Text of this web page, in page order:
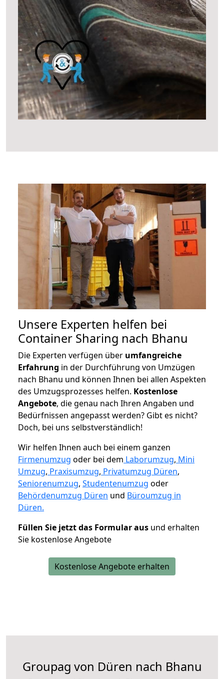
Unsere Experten helfen bei
Container Sharing nach Bhanu
Die Experten verfügen über umfangreiche
Erfahrung in der Durchführung von Umzügen
nach Bhanu und können Ihnen bei allen Aspekten
des Umzugsprozesses helfen. Kostenlose
Angebote, die genau nach Ihren Angaben und
Bedürfnissen angepasst werden? Gibt es nicht?
Doch, bei uns selbstverständlich!
Wir helfen Ihnen auch bei einem ganzen
Firmenumzug oder bei dem Laborumzug, Mini
Umzug, Praxisumzug, Privatumzug Düren,
Seniorenumzug, Studentenumzug oder
Behördenumzug Düren und Büroumzug in
Düren.
Füllen Sie jetzt das Formular aus und erhalten
Sie kostenlose Angebote
Kostenlose Angebote erhalten
Groupag von Düren nach Bhanu